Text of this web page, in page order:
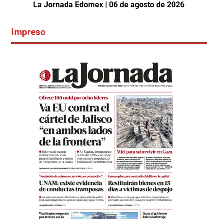
La Jornada Edomex | 06 de agosto de 2026
Impreso